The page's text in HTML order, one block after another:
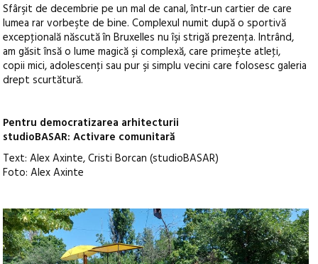
Sfârşit de decembrie pe un mal de canal, într‑un cartier de care
lumea rar vorbeşte de bine. Complexul numit după o sportivă
excepţională născută în Bruxelles nu îşi strigă prezenţa. Intrând,
am găsit însă o lume magică şi complexă, care primeşte atleţi,
copii mici, adolescenţi sau pur şi simplu vecini care folosesc galeria
drept scurtătură.
Pentru democratizarea arhitecturii
studioBASAR: Activare comunitară
Text: Alex Axinte, Cristi Borcan (studioBASAR)
Foto: Alex Axinte